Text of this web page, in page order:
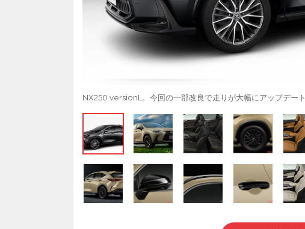
NX250 versionL。今回の一部改良で走りが大幅にアップデート